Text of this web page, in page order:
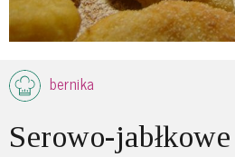
bernika
Serowo-